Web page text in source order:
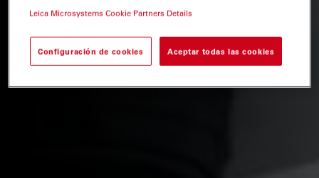
Leica Microsystems Cookie Partners Details
Configuración de cookies Aceptar todas las cookies